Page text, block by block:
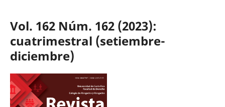
Vol. 162 Núm. 162 (2023):
cuatrimestral (setiembre-
diciembre)